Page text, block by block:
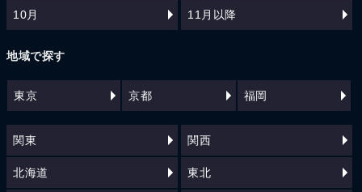
10月 11月以降
地域で探す
東京 京都 福岡
関東 関西
北海道 東北